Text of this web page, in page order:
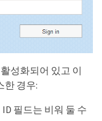
성화되어 있고 이
한 경우:
필드는 비워 둘 수